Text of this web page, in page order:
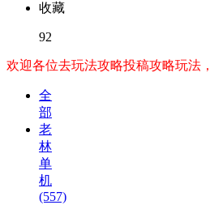
收藏
92
欢迎各位去玩法攻略投稿攻略玩法
全
部
老
林
单
机
(557)